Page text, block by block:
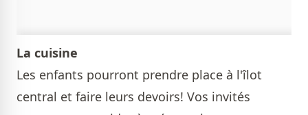
La cuisine
Les enfants pourront prendre place à l'îlot
central et faire leurs devoirs! Vos invités